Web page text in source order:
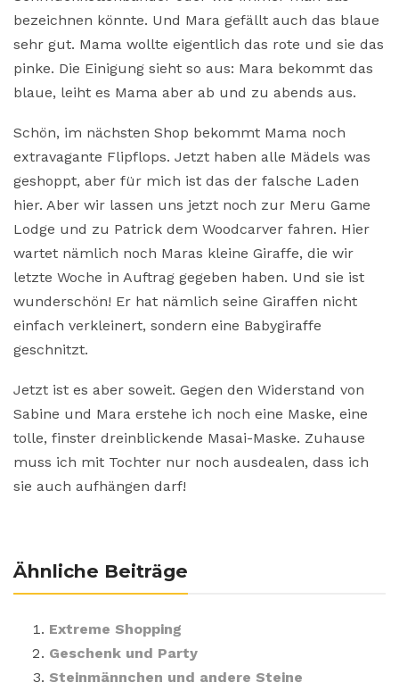
bezeichnen könnte. Und Mara gefällt auch das blaue
sehr gut. Mama wollte eigentlich das rote und sie das
pinke. Die Einigung sieht so aus: Mara bekommt das
blaue, leiht es Mama aber ab und zu abends aus.
Schön, im nächsten Shop bekommt Mama noch
extravagante Flipflops. Jetzt haben alle Mädels was
geshoppt, aber für mich ist das der falsche Laden
hier. Aber wir lassen uns jetzt noch zur Meru Game
Lodge und zu Patrick dem Woodcarver fahren. Hier
wartet nämlich noch Maras kleine Giraffe, die wir
letzte Woche in Auftrag gegeben haben. Und sie ist
wunderschön! Er hat nämlich seine Giraffen nicht
einfach verkleinert, sondern eine Babygiraffe
geschnitzt.
Jetzt ist es aber soweit. Gegen den Widerstand von
Sabine und Mara erstehe ich noch eine Maske, eine
tolle, finster dreinblickende Masai-Maske. Zuhause
muss ich mit Tochter nur noch ausdealen, dass ich
sie auch aufhängen darf!
Ähnliche Beiträge
Extreme Shopping
Geschenk und Party
Steinmännchen und andere Steine